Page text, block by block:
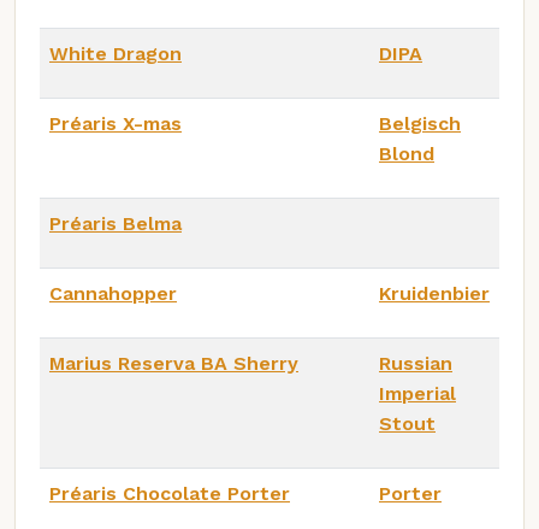
White Dragon DIPA
Préaris X-mas
Belgisch
Blond
Préaris Belma
Cannahopper Kruidenbier
Marius Reserva BA Sherry
Russian
Imperial
Stout
Préaris Chocolate Porter Porter